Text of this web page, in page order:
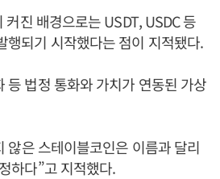
커진 배경으로는 USDT, USDC 등
행되기 시작했다는 점이 지적됐다.
등 법정 통화와 가치가 연동된 가상
않은 스테이블코인은 이름과 달리
하다”고 지적했다.